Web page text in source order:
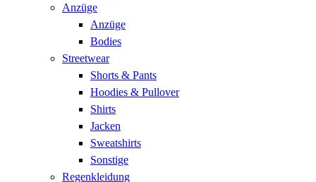
Anzüge
Anzüge
Bodies
Streetwear
Shorts & Pants
Hoodies & Pullover
Shirts
Jacken
Sweatshirts
Sonstige
Regenkleidung